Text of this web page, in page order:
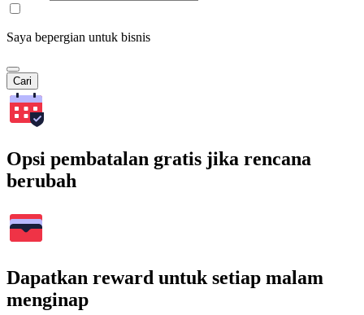
Saya bepergian untuk bisnis
Cari
Opsi pembatalan gratis jika rencana
berubah
Dapatkan reward untuk setiap malam
menginap